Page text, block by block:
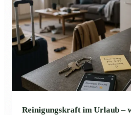
Reinigungskraft im Urlaub –